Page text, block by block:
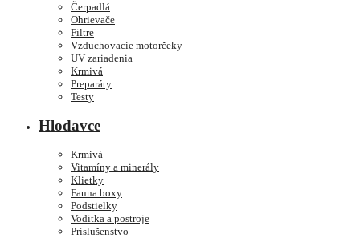
Čerpadlá
Ohrievače
Filtre
Vzduchovacie motorčeky
UV zariadenia
Krmivá
Preparáty
Testy
Hlodavce
Krmivá
Vitamíny a minerály
Klietky
Fauna boxy
Podstielky
Voditka a postroje
Príslušenstvo